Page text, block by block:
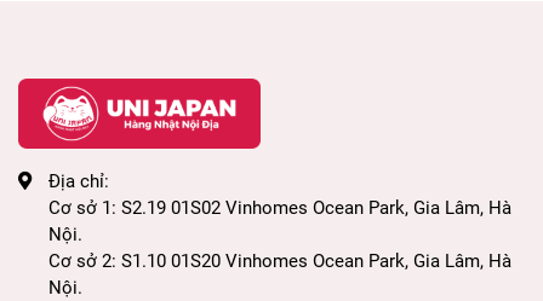
Địa chỉ:
Cơ sở 1: S2.19 01S02 Vinhomes Ocean Park, Gia Lâm, Hà
Nội.
Cơ sở 2: S1.10 01S20 Vinhomes Ocean Park, Gia Lâm, Hà
Nội.